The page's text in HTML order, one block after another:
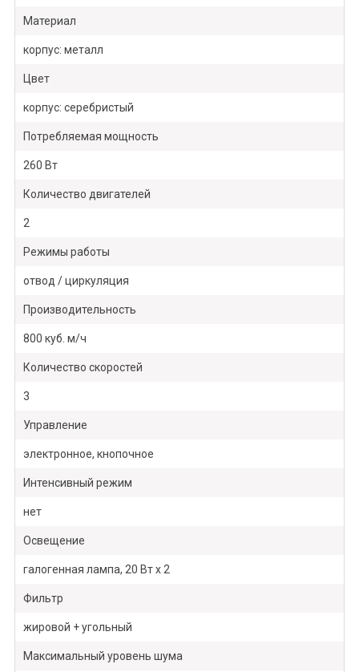
Материал
корпус: металл
Цвет
корпус: серебристый
Потребляемая мощность
260 Вт
Количество двигателей
2
Режимы работы
отвод / циркуляция
Производительность
800 куб. м/ч
Количество скоростей
3
Управление
электронное, кнопочное
Интенсивный режим
нет
Освещение
галогенная лампа, 20 Вт х 2
Фильтр
жировой + угольный
Максимальный уровень шума